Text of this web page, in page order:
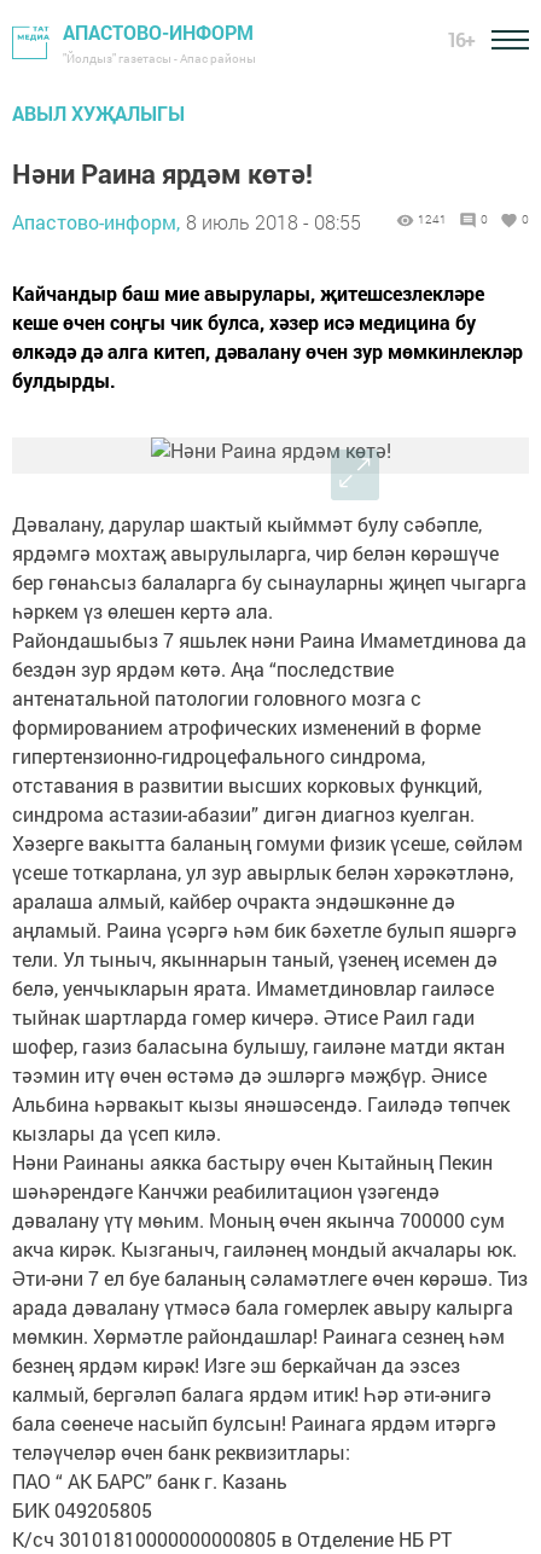
АПАСТОВО-ИНФОРМ
"Йолдыз" газетасы - Апас районы
16+
АВЫЛ ХУҖАЛЫГЫ
Нәни Раина ярдәм көтә!
Апастово-информ, 8 июль 2018 - 08:55 1241 0 0
Кайчандыр баш мие авырулары, җитешсезлекләре
кеше өчен соңгы чик булса, хәзер исә медицина бу
өлкәдә дә алга китеп, дәвалану өчен зур мөмкинлекләр
булдырды.
Дәвалану, дарулар шактый кыйммәт булу сәбәпле,
ярдәмгә мохтаҗ авырулыларга, чир белән көрәшүче
бер гөнаһсыз балаларга бу сынауларны җиңеп чыгарга
һәркем үз өлешен кертә ала.
Райондашыбыз 7 яшьлек нәни Раина Имаметдинова да
бездән зур ярдәм көтә. Аңа “последствие
антенатальной патологии головного мозга с
формированием атрофических изменений в форме
гипертензионно-гидроцефального синдрома,
отставания в развитии высших корковых функций,
синдрома астазии-абазии” дигән диагноз куелган.
Хәзерге вакытта баланың гомуми физик үсеше, сөйләм
үсеше тоткарлана, ул зур авырлык белән хәрәкәтләнә,
аралаша алмый, кайбер очракта эндәшкәнне дә
аңламый. Раина үсәргә һәм бик бәхетле булып яшәргә
тели. Ул тыныч, якыннарын таный, үзенең исемен дә
белә, уенчыкларын ярата. Имаметдиновлар гаиләсе
тыйнак шартларда гомер кичерә. Әтисе Раил гади
шофер, газиз баласына булышу, гаиләне матди яктан
тәэмин итү өчен өстәмә дә эшләргә мәҗбүр. Әнисе
Альбина һәрвакыт кызы янәшәсендә. Гаиләдә төпчек
кызлары да үсеп килә.
Нәни Раинаны аякка бастыру өчен Кытайның Пекин
шәһәрендәге Канчжи реабилитацион үзәгендә
дәвалану үтү мөһим. Моның өчен якынча 700000 сум
акча кирәк. Кызганыч, гаиләнең мондый акчалары юк.
Әти-әни 7 ел буе баланың сәламәтлеге өчен көрәшә. Тиз
арада дәвалану үтмәсә бала гомерлек авыру калырга
мөмкин. Хөрмәтле райондашлар! Раинага сезнең һәм
безнең ярдәм кирәк! Изге эш беркайчан да эзсез
калмый, бергәләп балага ярдәм итик! Һәр әти-әнигә
бала сөенече насыйп булсын! Раинага ярдәм итәргә
теләүчеләр өчен банк реквизитлары:
ПАО “ АК БАРС” банк г. Казань
БИК 049205805
К/сч 30101810000000000805 в Отделение НБ РТ